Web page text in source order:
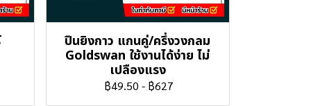
ปืนยิงกาว แกนคู่/ครึ่งวงกลม
Goldswan ใช้งานได้ง่าย ไม่
เปลืองแรง
฿49.50 - ฿627